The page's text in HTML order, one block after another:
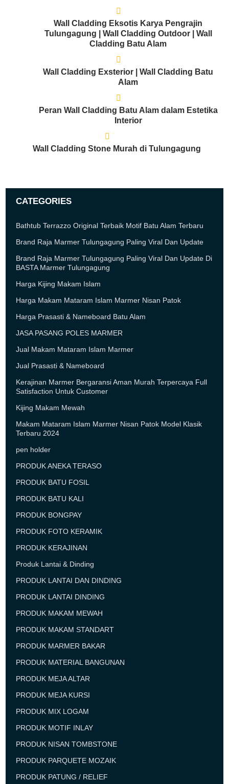
Wall Cladding Eksotis Karya Pengrajin
Tulungagung | Wall Cladding Outdoor | Wall
Cladding Batu Alam
Wall Cladding Exsterior | Wall Cladding Batu
Alam
Peran Wall Cladding Batu Alam dalam Estetika
Interior
Wall Cladding Stone Murah di Tulungagung
CATEGORIES
Bathtub Terrazzo Original Terbaik Motif Batu Alam Terbaru
Brand Raja Marmer Tulungagung Paling Viral Dan Update
Brand Raja Marmer Tulungagung Paling Viral Dan Update Di
BASTA Marmer Tulungagung
Harga Kijing Makam Islam
Harga Makam Mataram Islam Marmer Nisan Patok
Harga Prasasti & Nameboard Batu Alam
JASA PASANG POLES MARMER
Jual Makam Mataram Islam Marmer
Jual Prasasti & Nameboard
Kerajinan Marmer Bergaransi Aman Murah Terpercaya Full
Satisfaction Untuk Customer
Kijing Makam Mewah
Makam Mataram Islam Marmer Nisan Patok Model Klasik
Terbaru 2024
pen holder
PRODUK ANEKA TERASO
PRODUK BATU FOSIL
PRODUK BATU KALI
PRODUK BONGPAY
PRODUK FOTO KERAMIK
PRODUK KERAJINAN
Produk Lantai & Dinding
PRODUK LANTAI DAN DINDING
PRODUK LANTAI DINDING
PRODUK MAKAM MEWAH
PRODUK MAKAM STANDART
PRODUK MARMER BAKAR
PRODUK MATERIAL BANGUNAN
PRODUK MEJA ALTAR
PRODUK MEJA KURSI
PRODUK MIX LOGAM
PRODUK MOTIF INLAY
PRODUK NISAN TOMBSTONE
PRODUK PARQUETE MOZAIK
PRODUK PATUNG / RELIEF